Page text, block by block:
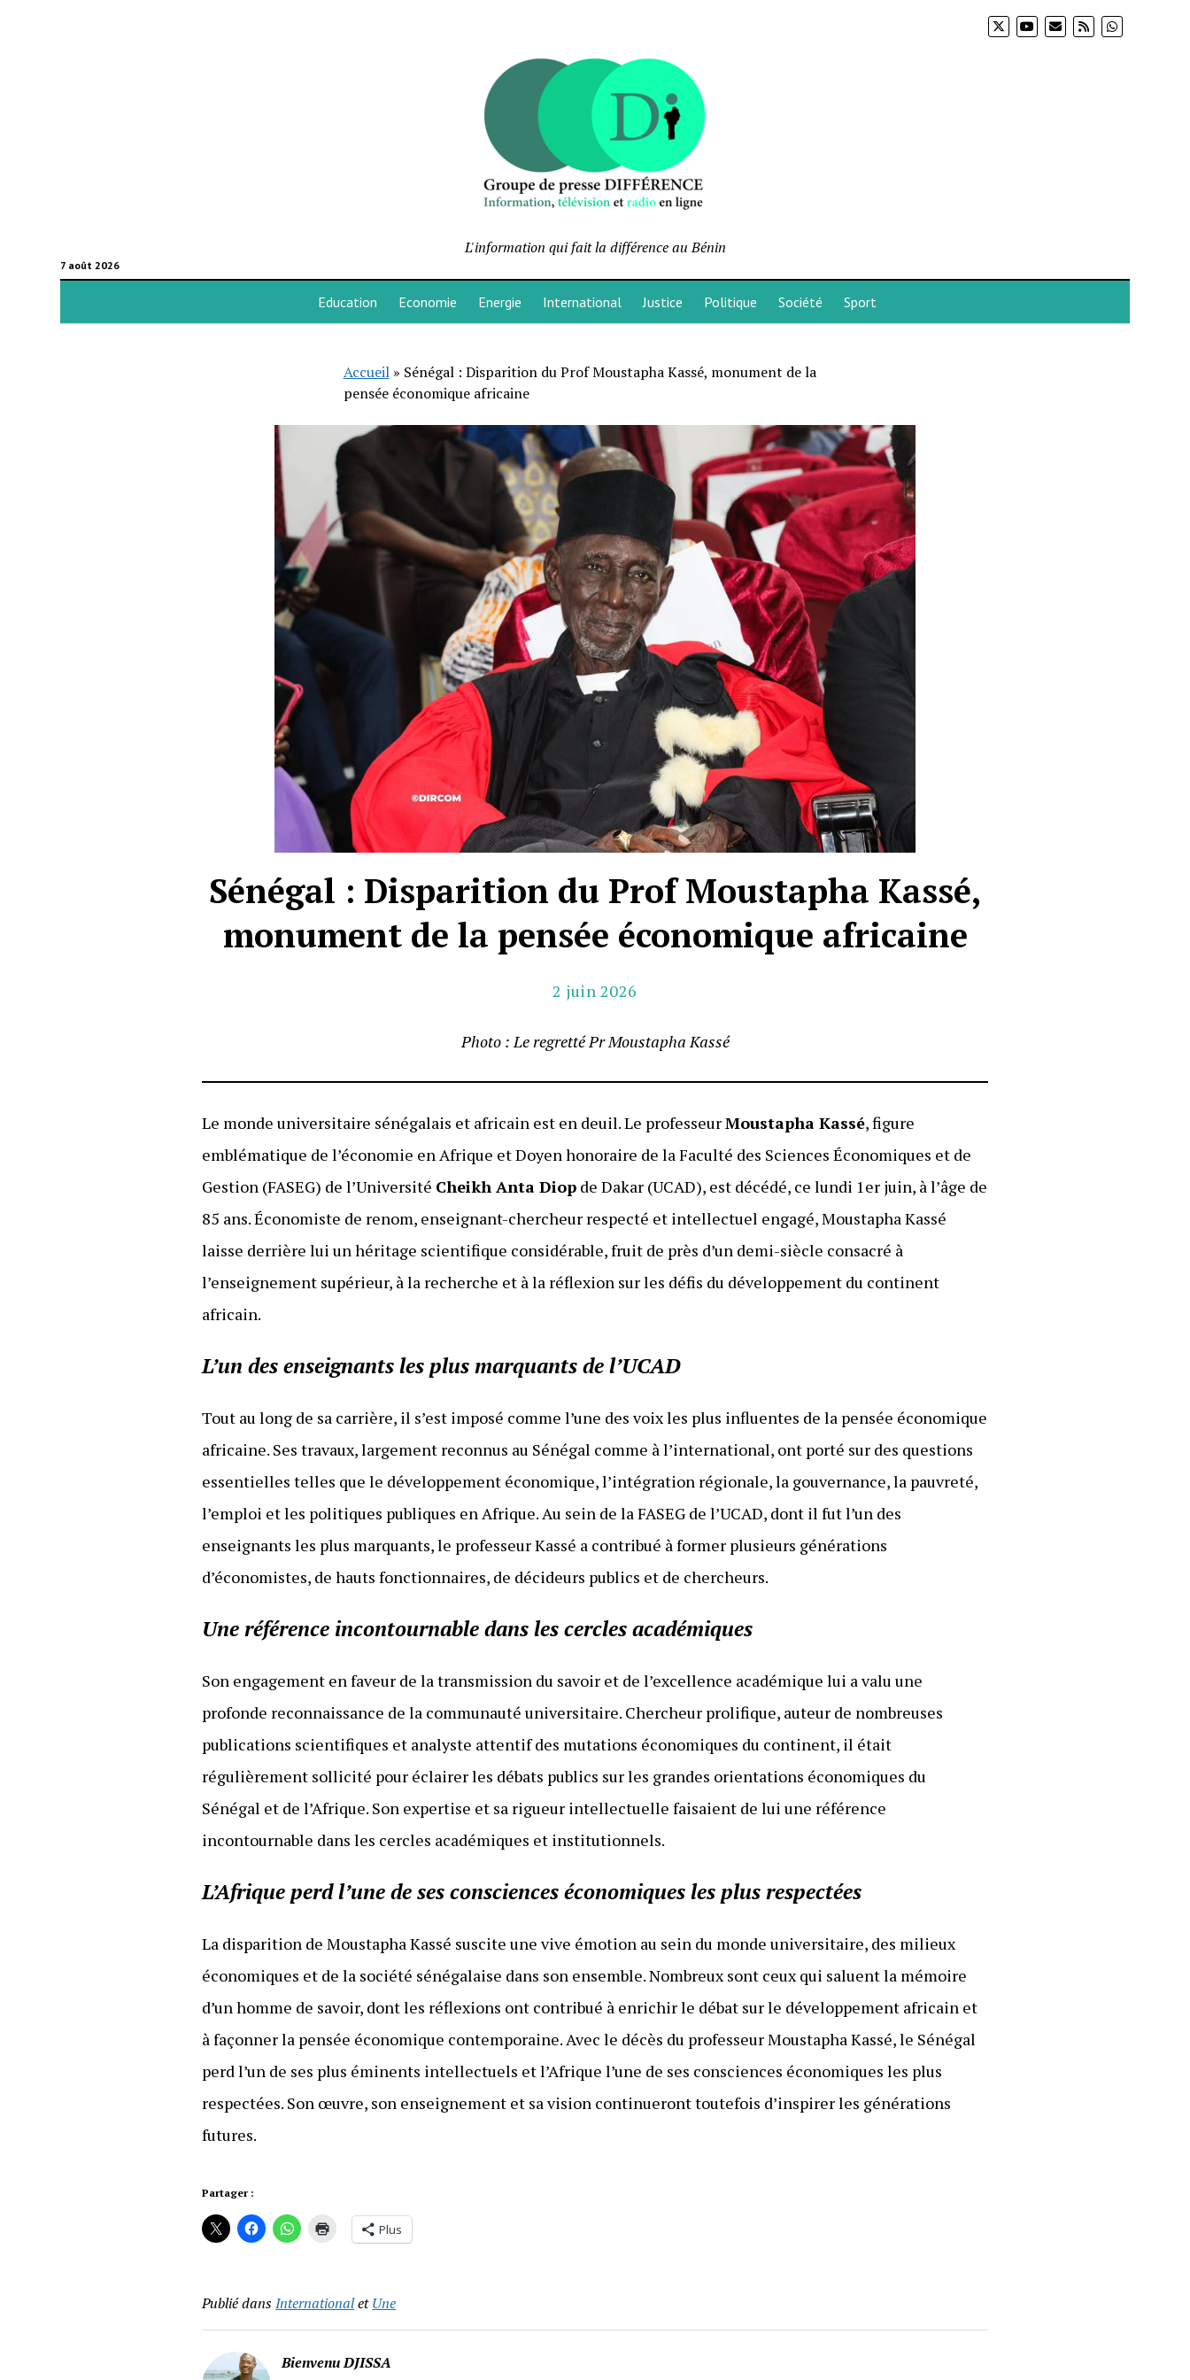
7 août 2026
L'information qui fait la différence au Bénin
Education Economie Energie International Justice Politique Société Sport
Accueil» Sénégal : Disparition du Prof Moustapha Kassé, monument de la
pensée économique africaine
Sénégal : Disparition du Prof Moustapha Kassé,
monument de la pensée économique africaine
2 juin 2026
Photo : Le regretté Pr Moustapha Kassé
Le monde universitaire sénégalais et africain est en deuil. Le professeurMoustapha Kassé, figure
emblématique de l’économie en Afrique et Doyen honoraire de la Faculté des Sciences Économiques et de
Gestion (FASEG) de l’Université Cheikh Anta Diop de Dakar (UCAD), est décédé, ce lundi 1er juin, à l’âge de
85 ans. Économiste de renom, enseignant-chercheur respecté et intellectuel engagé, Moustapha Kassé
laisse derrière lui un héritage scientifique considérable, fruit de près d’un demi-siècle consacré à
l’enseignement supérieur, à la recherche et à la réflexion sur les défis du développement du continent
africain.
L’un des enseignants les plus marquants de l’UCAD
Tout au long de sa carrière, il s’est imposé comme l’une des voix les plus influentes de la pensée économique
africaine. Ses travaux, largement reconnus au Sénégal comme à l’international, ont porté sur des questions
essentielles telles que le développement économique, l’intégration régionale, la gouvernance, la pauvreté,
l’emploi et les politiques publiques en Afrique. Au sein de la FASEG de l’UCAD, dont il fut l’un des
enseignants les plus marquants, le professeur Kassé a contribué à former plusieurs générations
d’économistes, de hauts fonctionnaires, de décideurs publics et de chercheurs.
Une référence incontournable dans les cercles académiques
Son engagement en faveur de la transmission du savoir et de l’excellence académique lui a valu une
profonde reconnaissance de la communauté universitaire. Chercheur prolifique, auteur de nombreuses
publications scientifiques et analyste attentif des mutations économiques du continent, il était
régulièrement sollicité pour éclairer les débats publics sur les grandes orientations économiques du
Sénégal et de l’Afrique. Son expertise et sa rigueur intellectuelle faisaient de lui une référence
incontournable dans les cercles académiques et institutionnels.
L’Afrique perd l’une de ses consciences économiques les plus respectées
La disparition de Moustapha Kassé suscite une vive émotion au sein du monde universitaire, des milieux
économiques et de la société sénégalaise dans son ensemble. Nombreux sont ceux qui saluent la mémoire
d’un homme de savoir, dont les réflexions ont contribué à enrichir le débat sur le développement africain et
à façonner la pensée économique contemporaine. Avec le décès du professeur Moustapha Kassé, le Sénégal
perd l’un de ses plus éminents intellectuels et l’Afrique l’une de ses consciences économiques les plus
respectées. Son œuvre, son enseignement et sa vision continueront toutefois d’inspirer les générations
futures.
Partager :
Plus
Publié dansInternationaletUne
Bienvenu DJISSA